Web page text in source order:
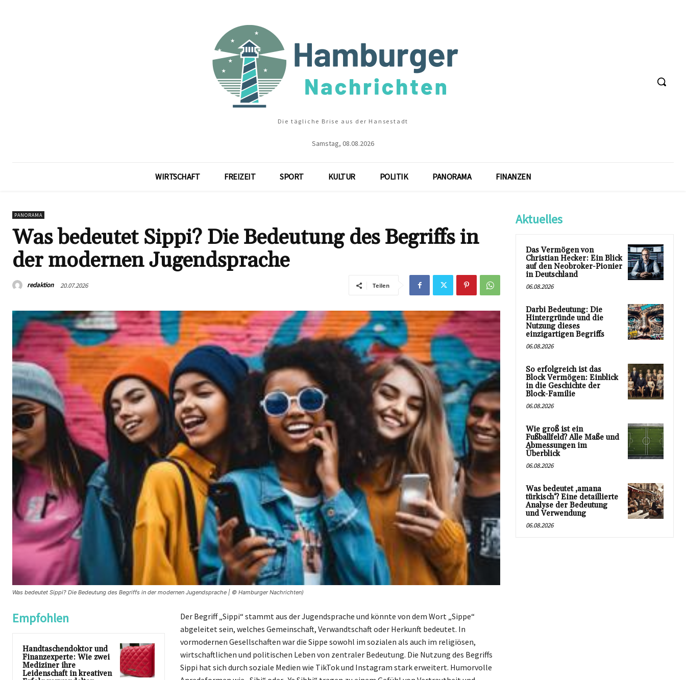
Die tägliche Brise aus der Hansestadt
Samstag, 08.08.2026
WIRTSCHAFT FREIZEIT SPORT KULTUR POLITIK PANORAMA FINANZEN
PANORAMA
Was bedeutet Sippi? Die Bedeutung des Begriffs in
der modernen Jugendsprache
redaktion 20.07.2026 Teilen
Was bedeutet Sippi? Die Bedeutung des Begriffs in der modernen Jugendsprache | © Hamburger Nachrichten)
Empfohlen
Handtaschendoktor und
Finanzexperte: Wie zwei
Mediziner ihre
Leidenschaft in kreativen
Der Begriff „Sippi“ stammt aus der Jugendsprache und könnte von dem Wort „Sippe“
abgeleitet sein, welches Gemeinschaft, Verwandtschaft oder Herkunft bedeutet. In
vormodernen Gesellschaften war die Sippe sowohl im sozialen als auch im religiösen,
wirtschaftlichen und politischen Leben von zentraler Bedeutung. Die Nutzung des Begriffs
Sippi hat sich durch soziale Medien wie TikTok und Instagram stark erweitert. Humorvolle
Aktuelles
Das Vermögen von
Christian Hecker: Ein Blick
auf den Neobroker-Pionier
in Deutschland
06.08.2026
Darbi Bedeutung: Die
Hintergründe und die
Nutzung dieses
einzigartigen Begriffs
06.08.2026
So erfolgreich ist das
Block Vermögen: Einblick
in die Geschichte der
Block-Familie
06.08.2026
Wie groß ist ein
Fußballfeld? Alle Maße und
Abmessungen im
Überblick
06.08.2026
Was bedeutet ‚amana
türkisch‘? Eine detaillierte
Analyse der Bedeutung
und Verwendung
06.08.2026